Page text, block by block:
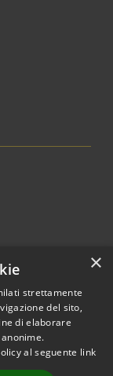
2026 • Comune di
×
strettamente
del sito,
di elaborare
al seguente link